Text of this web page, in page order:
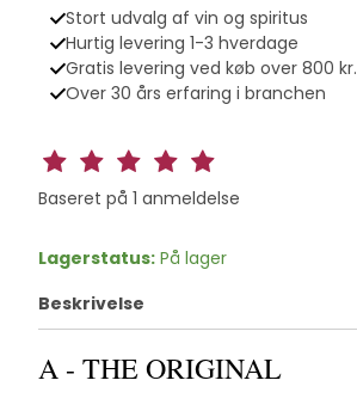
Stort udvalg af vin og spiritus
Hurtig levering 1-3 hverdage
Gratis levering ved køb over 800 kr.
Over 30 års erfaring i branchen
Baseret på 1 anmeldelse
Lagerstatus: På lager
Beskrivelse
A - THE ORIGINAL